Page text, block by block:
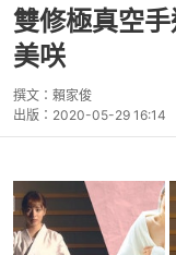
雙修極真空
美咲
撰文： 賴家俊
出版： 2020-05-29 16:14